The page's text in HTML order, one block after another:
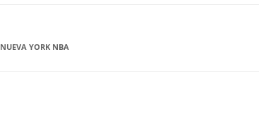
YORK NBA